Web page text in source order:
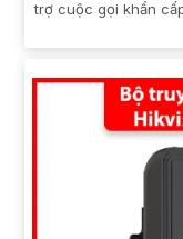
trợ cuộc gọi khẩn